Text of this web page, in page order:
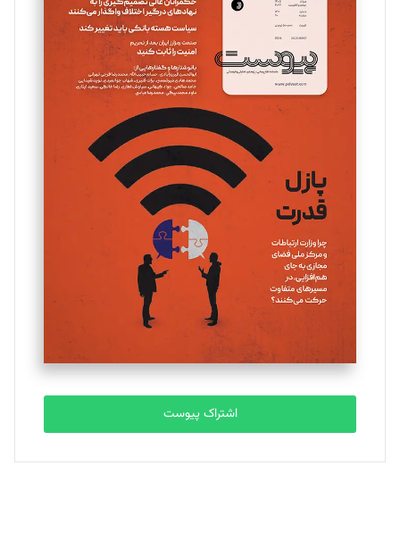
سروش کرمیان
تحریریه
مینا پاکدل
یسنا امان‌پور
تحریریه
ملینا جعفری
تحریریه
مصطفی مسجدی آرانی
تحریریه
بابک نقاش
تحریریه
اشتراک پیوست